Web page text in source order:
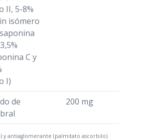
II, 5-8%
isómero
C y
I)
de
200 mg
y antiaglomerante (palmitato ascorbilo).